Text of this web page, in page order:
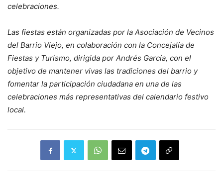
celebraciones.
Las fiestas están organizadas por la Asociación de Vecinos
del Barrio Viejo, en colaboración con la Concejalía de
Fiestas y Turismo, dirigida por Andrés García, con el
objetivo de mantener vivas las tradiciones del barrio y
fomentar la participación ciudadana en una de las
celebraciones más representativas del calendario festivo
local.